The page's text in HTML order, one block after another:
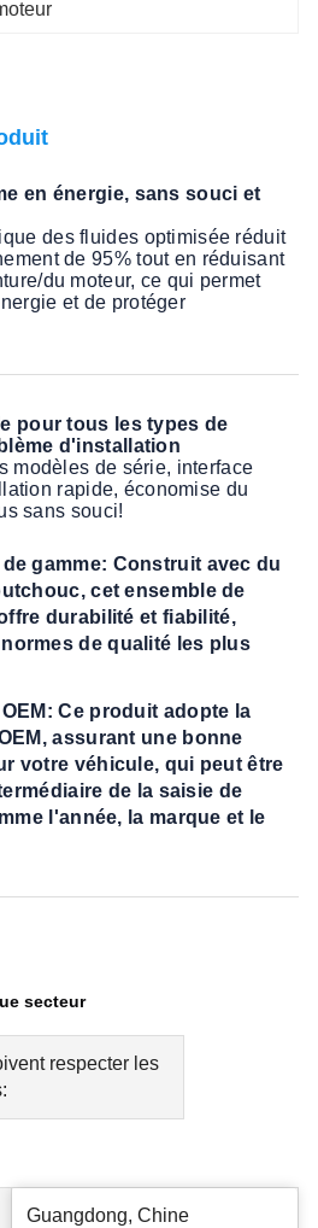
en énergie, sans souci et
des fluides optimisée réduit
de 95% tout en réduisant
du moteur, ce qui permet
et de protéger
pour tous les types de
d'installation
modèles de série, interface
rapide, économise du
sans souci!
gamme: Construit avec du
cet ensemble de
durabilité et fiabilité,
de qualité les plus
Ce produit adopte la
assurant une bonne
votre véhicule, qui peut être
de la saisie de
l'année, la marque et le
secteur
respecter les
Guangdong, Chine